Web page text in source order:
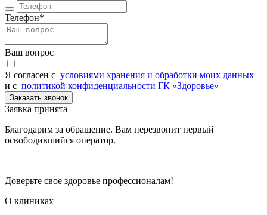
Телефон*
Ваш вопрос
Я согласен c условиями хранения и обработки моих данных
и с политикой конфиденциальности ГК «Здоровье»
Заказать звонок
Заявка принята
Благодарим за обращение. Вам перезвонит первый
освободившийся оператор.
Доверьте свое здоровье профессионалам!
О клиниках